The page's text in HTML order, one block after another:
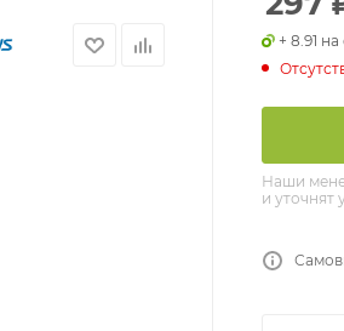
+ 8.91 на
Наши
и уточнят